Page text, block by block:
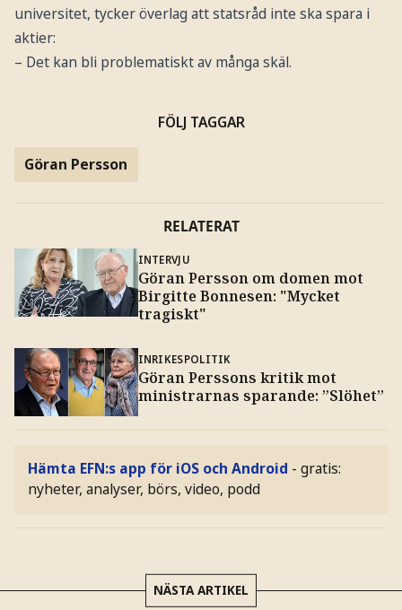
universitet, tycker överlag att statsråd inte ska spara i
aktier:
– Det kan bli problematiskt av många skäl.
FÖLJ TAGGAR
Göran Persson
RELATERAT
INTERVJU
Göran Persson om domen mot
Birgitte Bonnesen: "Mycket
tragiskt"
INRIKESPOLITIK
Göran Perssons kritik mot
ministrarnas sparande: ”Slöhet”
Hämta EFN:s app för iOS och Android - gratis:
nyheter, analyser, börs, video, podd
NÄSTA ARTIKEL